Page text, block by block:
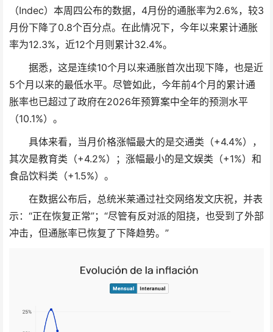
（Indec）本周四公布的数据，4月份的通胀率为2.6%，较3
月份下降了0.8个百分点。在此情况下，今年以来累计通胀
率为12.3%，近12个月则累计32.4%。
据悉，这是连续10个月以来通胀首次出现下降，也是近
5个月以来的最低水平。尽管如此，今年前4个月的累计通
胀率也已超过了政府在2026年预算案中全年的预测水平
（10.1%）。
具体来看，当月价格涨幅最大的是交通类（+4.4%），
其次是教育类（+4.2%）；涨幅最小的是文娱类（+1%）和
食品饮料类（+1.5%）。
在数据公布后，总统米莱通过社交网络发文庆祝，并表
示：“正在恢复正常”；“尽管有反对派的阻挠，也受到了外部
冲击，但通胀率已恢复了下降趋势。”